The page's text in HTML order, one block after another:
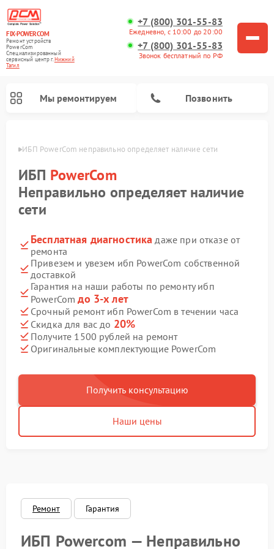
FIX-POWERCOM
Ремонт устройств
PowerCom
Специализированный
cервисный центр г.Нижний
Тагил
+7 (800) 301-55-83
Ежедневно, с 10:00 до 20:00
+7 (800) 301-55-83
Звонок бесплатный по РФ
Мы ремонтируем Позвонить
ИБП PowerCom неправильно определяет наличие сети
ИБП PowerCom
Неправильно определяет наличие
сети
Бесплатная диагностика даже при отказе от
ремонта
Привезем и увезем ибп PowerCom собственной
доставкой
Гарантия на наши работы по ремонту ибп
PowerComдо 3-х лет
Срочный ремонт ибп PowerCom в течении часа
Скидка для вас до 20%
Получите 1500 рублей на ремонт
Оригинальные комплектующие PowerCom
Получить консультацию
Наши цены
Ремонт Гарантия
ИБП Powercom — Неправильно